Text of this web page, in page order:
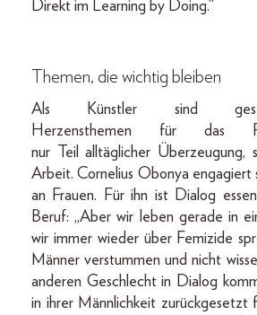
Direkt im Learning by Doing.“
Themen, die wichtig bleiben
Als Künstler sind
Herzensthemen für das
nur Teil alltäglicher Überzeugung,
Arbeit. Cornelius Obonya engagiert
an Frauen. Für ihn ist Dialog
Beruf: „Aber wir leben gerade in
wir immer wieder über Femizide
Männer verstummen und nicht
anderen Geschlecht in Dialog
in ihrer Männlichkeit zurückgesetzt